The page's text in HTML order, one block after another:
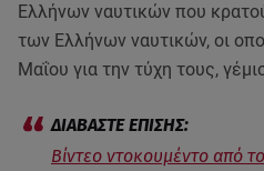
Ελλήνων ναυτικών που
των Ελλήνων ναυτικών, οι
Μαΐου για την τύχη τους,
Βίντεο ντοκουμέντο από